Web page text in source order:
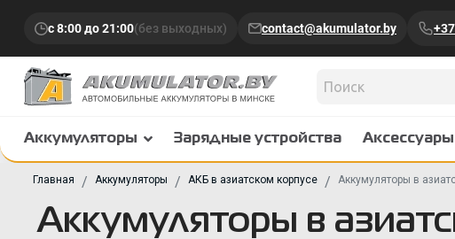
с 8:00 до 21:00(без выходных) contact@akumulator.by
Аккумуляторы Зарядные устройства Аксессуары
Главная Аккумуляторы АКБ в азиатском корпусе Аккумуляторы в
Аккумуляторы в